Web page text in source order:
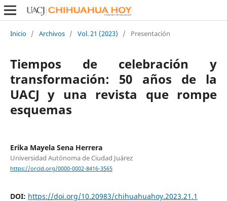
Inicio / Archivos / Vol. 21 (2023) / Presentación
Tiempos de celebración y
transformación: 50 años de la
UACJ y una revista que rompe
esquemas
Erika Mayela Sena Herrera
Universidad Autónoma de Ciudad Juárez
https://orcid.org/0000-0002-8416-3565
DOI: https://doi.org/10.20983/chihuahuahoy.2023.21.1